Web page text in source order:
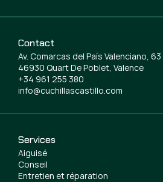
Services
Aiguisé
Conseil
Entretien et réparation
Contact
Av. Comarcas del País Valenciano,
46930 Quart De Poblet, Valence
+34 961 255 380
info@cuchillascastillo.com